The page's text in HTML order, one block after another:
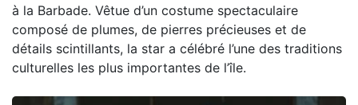
à la Barbade. Vêtue d’un costume spectaculaire
composé de plumes, de pierres précieuses et de
détails scintillants, la star a célébré l’une des traditions
culturelles les plus importantes de l’île.